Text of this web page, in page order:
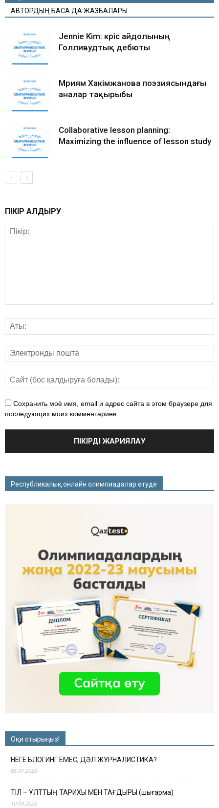
АВТОРДЫҢ БАСҚА ДА ЖАЗБАЛАРЫ
Jennie Kim: кәріс айдолының
Голливудтық дебюты
Мәриям Хакімжанова поэзиясындағы
аналар тақырыбы
Collaborative lesson planning:
Maximizing the influence of lesson study
ПІКІР ҚАЛДЫРУ
Сохранить моё имя, email и адрес сайта в этом браузере для
последующих моих комментариев.
Республикалық онлайн олимпиадалар өтуде
Оқи отырыңыз!
НЕГЕ БЛОГИНГ ЕМЕС, ДӘЛ ЖУРНАЛИСТИКА?
05.07.2026
ТІЛ – ҰЛТТЫҢ ТАРИХЫ МЕН ТАҒДЫРЫ (шығарма)
10.09.2025